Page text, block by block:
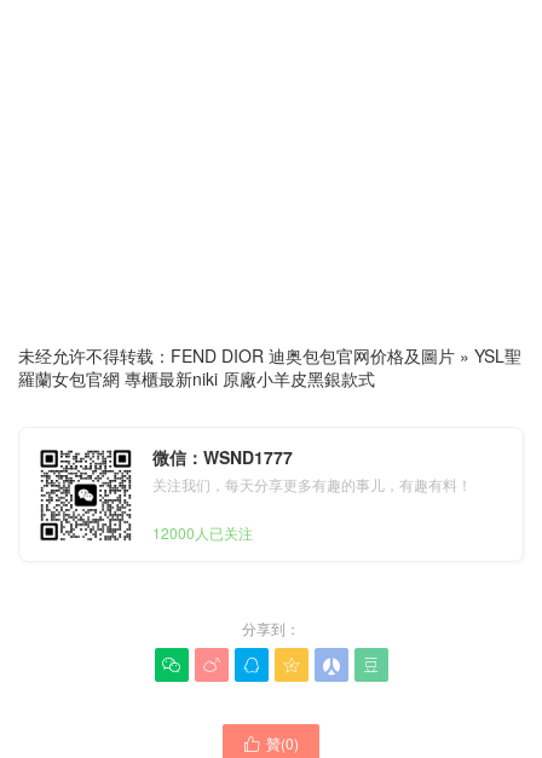
未经允许不得转载： FEND DIOR 迪奥包包官网价格及圖片 » YSL聖
羅蘭女包官網 專櫃最新niki 原廠小羊皮黑銀款式
微信：WSND1777
关注我们，每天分享更多有趣的事儿，有趣有料！
12000人已关注
分享到：
     
 贊(0)